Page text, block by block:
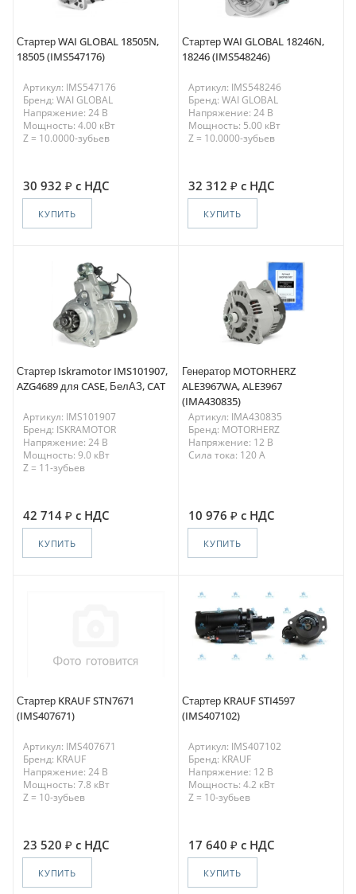
Стартер WAI GLOBAL 18505N,
18505 (IMS547176)
Артикул: IMS547176
Бренд: WAI GLOBAL
Напряжение: 24 В
Мощность: 4.00 кВт
Z = 10.0000-зубьев
30 932 с НДС
КУПИТЬ
Стартер WAI GLOBAL 18246N,
18246 (IMS548246)
Артикул: IMS548246
Бренд: WAI GLOBAL
Напряжение: 24 В
Мощность: 5.00 кВт
Z = 10.0000-зубьев
32 312 с НДС
КУПИТЬ
Стартер Iskramotor IMS101907,
AZG4689 для CASE, БелАЗ, CAT
Артикул: IMS101907
Бренд: ISKRAMOTOR
Напряжение: 24 В
Мощность: 9.0 кВт
Z = 11-зубьев
42 714 с НДС
КУПИТЬ
Генератор MOTORHERZ
ALE3967WA, ALE3967
(IMA430835)
Артикул: IMA430835
Бренд: MOTORHERZ
Напряжение: 12 В
Сила тока: 120 A
10 976 с НДС
КУПИТЬ
Стартер KRAUF STN7671
(IMS407671)
Артикул: IMS407671
Бренд: KRAUF
Напряжение: 24 В
Мощность: 7.8 кВт
Z = 10-зубьев
23 520 с НДС
КУПИТЬ
Стартер KRAUF STI4597
(IMS407102)
Артикул: IMS407102
Бренд: KRAUF
Напряжение: 12 В
Мощность: 4.2 кВт
Z = 10-зубьев
17 640 с НДС
КУПИТЬ